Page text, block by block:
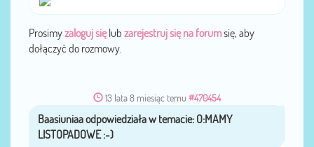
Prosimyzaloguj sięlub zarejestruj się na forumsię, aby
dołączyć do rozmowy.
13 lata 8 miesiąc temu #470454
przezBaasiuniaa